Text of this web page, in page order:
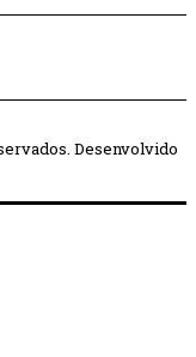
Desenvolvido